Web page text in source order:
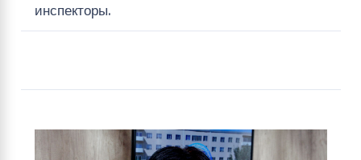
инспекторы.